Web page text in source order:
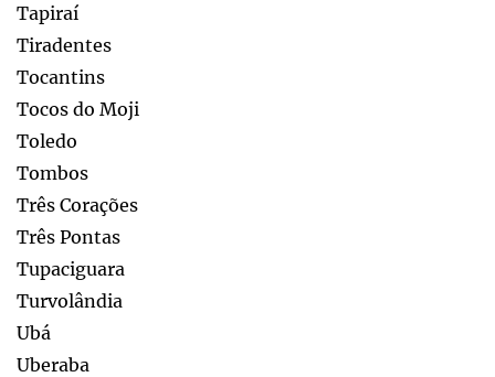
Tapiraí
Tiradentes
Tocantins
Tocos do Moji
Toledo
Tombos
Três Corações
Três Pontas
Tupaciguara
Turvolândia
Ubá
Uberaba